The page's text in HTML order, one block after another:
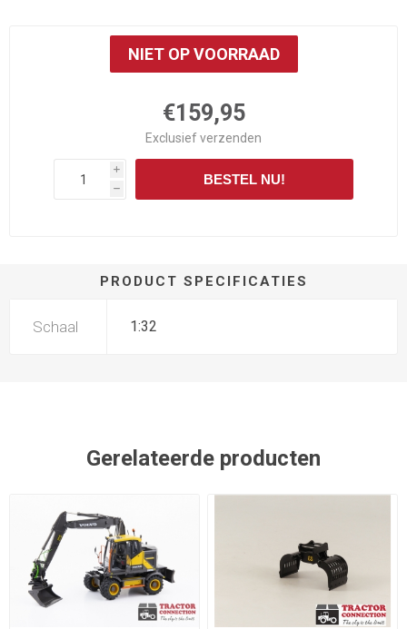
NIET OP VOORRAAD
€159,95
Exclusiefverzenden
i
h
BESTEL NU!
PRODUCT SPECIFICATIES
Schaal 1:32
Gerelateerde producten